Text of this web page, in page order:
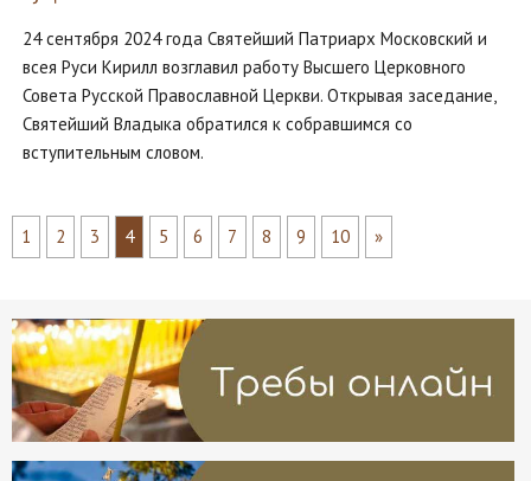
24 сентября 2024 года Святейший Патриарх Московский и
всея Руси Кирилл возглавил работу Высшего Церковного
Совета Русской Православной Церкви. Открывая заседание,
Святейший Владыка обратился к собравшимся со
вступительным словом.
1 2 3 4 5 6 7 8 9 10 »